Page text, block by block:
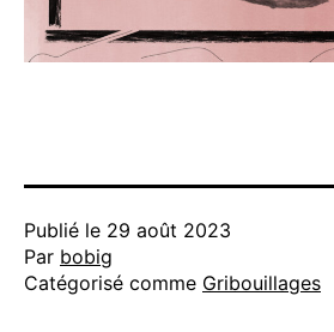
Publié le 29 août 2023
Par bobig
Catégorisé comme Gribouillages